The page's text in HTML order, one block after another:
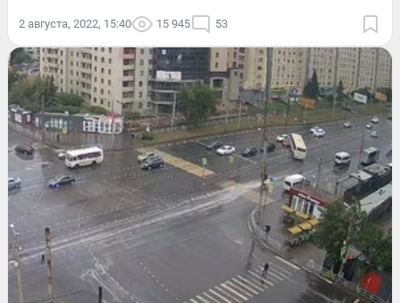
2 августа, 2022, 15:40 15 945 53